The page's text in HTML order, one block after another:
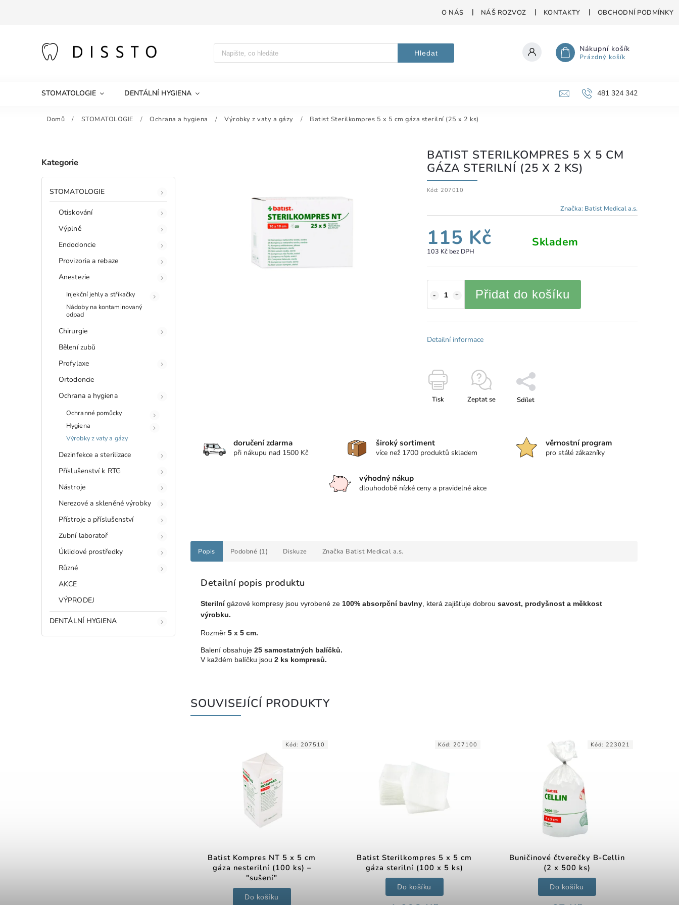
O NÁS NÁŠ ROZVOZ KONTAKTY OBCHODNÍ PODMÍNKY
Hledat Nákupní košík
Prázdný košík
STOMATOLOGIE DENTÁLNÍ HYGIENA 481 324 342
Domů / STOMATOLOGIE / Ochrana a hygiena / Výrobky z vaty a gázy / Batist Sterilkompres 5 x 5 cm gáza sterilní (25 x 2 ks)
Kategorie
STOMATOLOGIE
Otiskování
Výplně
Endodoncie
Provizoria a rebaze
Anestezie
Injekční jehly a stříkačky
Nádoby na kontaminovaný
odpad
Chirurgie
Bělení zubů
Profylaxe
Ortodoncie
Ochrana a hygiena
Ochranné pomůcky
Hygiena
Výrobky z vaty a gázy
Dezinfekce a sterilizace
Příslušenství k RTG
Nástroje
Nerezové a skleněné výrobky
Přístroje a příslušenství
Zubní laboratoř
Úklidové prostředky
Různé
AKCE
VÝPRODEJ
DENTÁLNÍ HYGIENA
BATIST STERILKOMPRES 5 X 5 CM
GÁZA STERILNÍ (25 X 2 KS)
Kód: 207010
Značka: Batist Medical a.s.
115 Kč
103 Kč bez DPH
Skladem
Přidat do košíku
Detailní informace
Tisk Zeptat se Sdílet
doručení zdarma
při nákupu nad 1500 Kč
široký sortiment
více než 1700 produktů skladem
věrnostní program
pro stálé zákazníky
výhodný nákup
dlouhodobě nízké ceny a pravidelné akce
Popis Podobné (1) Diskuze Značka Batist Medical a.s.
Detailní popis produktu
Sterilnígázové kompresy jsou vyrobené ze 100% absorpční bavlny, která zajišťuje dobrou savost, prodyšnost a měkkost
výrobku.
Rozměr 5 x 5 cm.
Balení obsahuje 25 samostatných balíčků.
V každém balíčku jsou 2 ks kompresů.
SOUVISEJÍCÍ PRODUKTY
Batist Kompres NT 5 x 5 cm
gáza nesterilní (100 ks) –
"sušení"
Do košíku
Kód: 207510
Batist Sterilkompres 5 x 5 cm
gáza sterilní (100 x 5 ks)
Do košíku
Kód: 207100
Buničinové čtverečky B-Cellin
(2 x 500 ks)
Do košíku
Kód: 223021